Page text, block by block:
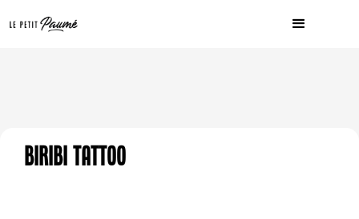
Biribi Tattoo